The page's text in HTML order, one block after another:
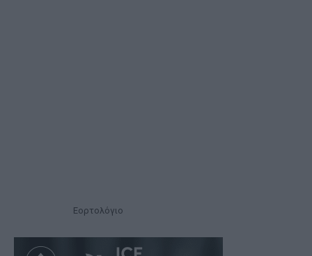
Εορτολόγιο